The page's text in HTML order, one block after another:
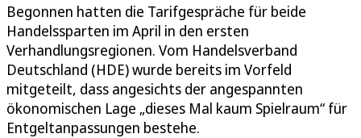
Begonnen hatten die Tarifgespräche für beide
Handelssparten im April in den ersten
Verhandlungsregionen. Vom Handelsverband
Deutschland (HDE) wurde bereits im Vorfeld
mitgeteilt, dass angesichts der angespannten
ökonomischen Lage „dieses Mal kaum Spielraum“ für
Entgeltanpassungen bestehe.